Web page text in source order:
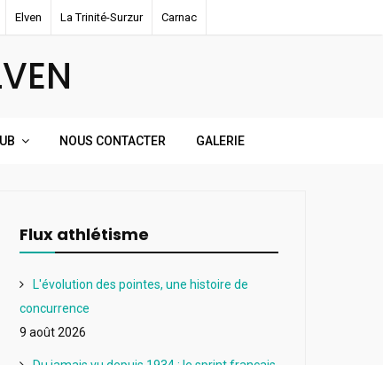
Elven La Trinité-Surzur Carnac
NOUS CONTACTER GALERIE
Flux athlétisme
L'évolution des pointes, une histoire de
concurrence
9 août 2026